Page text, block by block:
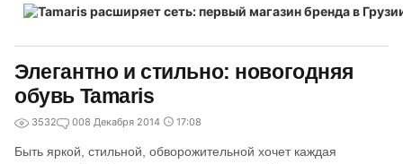
Элегантно и стильно: новогодняя
обувь Tamaris
3532 008 Декабря 2014 17:08
Быть яркой, стильной, обворожительной хочет каждая